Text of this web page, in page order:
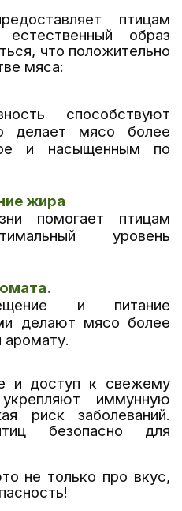
птицам
образ
что положительно
мяса:
способствуют
делает мясо более
и насыщенным по
жира
помогает птицам
уровень
и питание
делают мясо более
и доступ к свежему
иммунную
риск заболеваний.
безопасно для
не только про вкус,